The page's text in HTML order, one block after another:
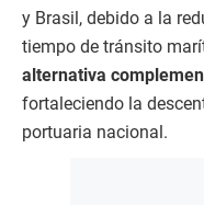
y Brasil, debido a la
tiempo de tránsito
alternativa
fortaleciendo la
portuaria nacional.